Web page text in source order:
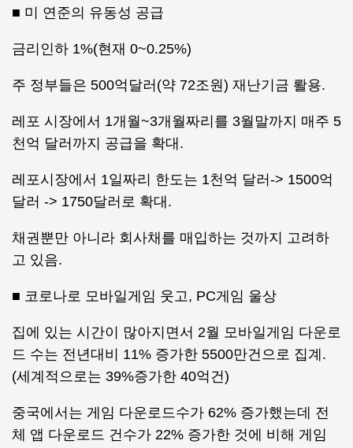
■ 미 연준의 유동성 공급
금리인하 1%(현재 0~0.25%)
주 정부들은 500억달러(약 72조원) 재난기금 뢀용.
레포 시장에서 1개월~3개월짜리를 3월말까지 매주 5
천억 달러까지 공급을 확대.
레포시장에서 1일짜리 한도는 1천억 달러-> 1500억
달러 -> 1750달러로 확대.
채권뿐만 아니라 회사채를 매입하는 것까지 고려하
고 있음.
■ 코로나로 모바일게임 웃고, PC게임 울상
집에 있는 시간이 많아지면서 2월 모바일게임 다운로
드 수는 전년대비 11% 증가한 5500만건으로 집계.
(세계적으로는 39%증가한 40억건)
중국에서는 게임 다운로드수가 62% 증가했는데 전
체 앱 다운로드 건수가 22% 증가한 것에 비해 게임